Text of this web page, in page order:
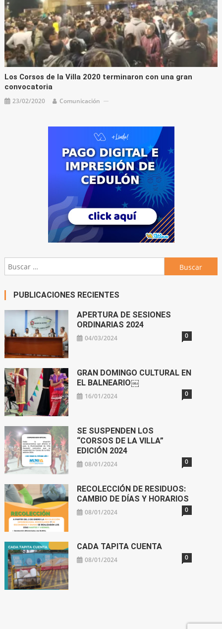
Los Corsos de la Villa 2020 terminaron con una gran
convocatoria
23/02/2020 Comunicación
Buscar:
PUBLICACIONES RECIENTES
APERTURA DE SESIONES
ORDINARIAS 2024
04/03/2024 0
GRAN DOMINGO CULTURAL EN
EL BALNEARIO￼
16/01/2024 0
SE SUSPENDEN LOS
“CORSOS DE LA VILLA”
EDICIÓN 2024
08/01/2024 0
RECOLECCIÓN DE RESIDUOS:
CAMBIO DE DÍAS Y HORARIOS
08/01/2024 0
CADA TAPITA CUENTA
08/01/2024 0